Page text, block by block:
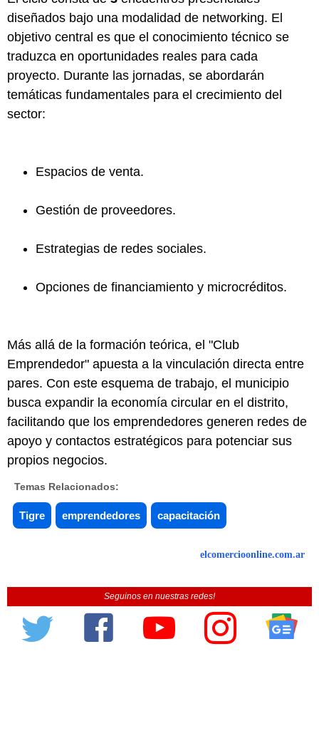
diseñados bajo una modalidad de networking. El
objetivo central es que el conocimiento técnico se
traduzca en oportunidades reales para cada
proyecto. Durante las jornadas, se abordarán
temáticas fundamentales para el crecimiento del
sector:
Espacios de venta.
Gestión de proveedores.
Estrategias de redes sociales.
Opciones de financiamiento y microcréditos.
Más allá de la formación teórica, el "Club
Emprendedor" apuesta a la vinculación directa entre
pares. Con este esquema de trabajo, el municipio
busca expandir la economía circular en el distrito,
facilitando que los emprendedores generen redes de
apoyo y contactos estratégicos para potenciar sus
propios negocios.
Temas Relacionados:
Tigre emprendedores capacitación
elcomercioonline.com.ar
Seguinos en nuestras redes!